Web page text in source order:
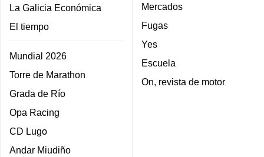
La Galicia Económica
El tiempo
Mundial 2026
Torre de Marathon
Grada de Río
Opa Racing
CD Lugo
Andar Miudiño
Mercados
Fugas
Yes
Escuela
On, revista de motor